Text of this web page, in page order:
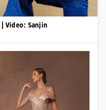
| Video: Sanjin